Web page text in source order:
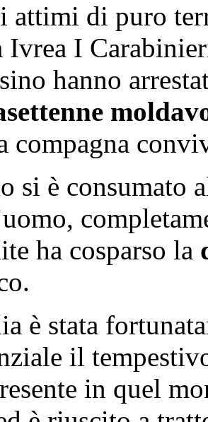
attimi di puro
Ivrea I
hanno
compagna
si è consumato
ha cosparso la
è stata
il
in quel